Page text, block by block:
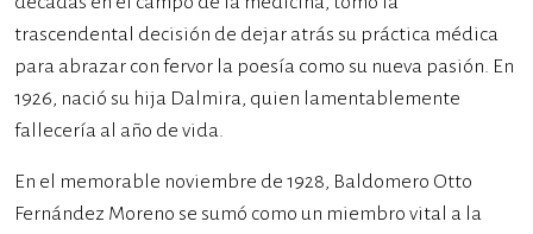
trascendental decisión de dejar atrás su práctica médica
para abrazar con fervor la poesía como su nueva pasión. En
1926, nació su hija Dalmira, quien lamentablemente
fallecería al año de vida.
En el memorable noviembre de 1928, Baldomero Otto
Fernández Moreno se sumó como un miembro vital a la